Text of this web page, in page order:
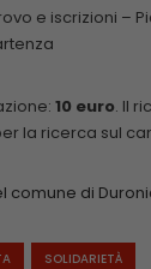
e iscrizioni –
10 euro. Il
la ricerca sul
comune di
SOLIDARIETÀ